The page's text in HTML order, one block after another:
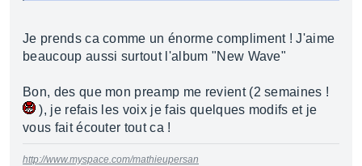
Je prends ca comme un énorme compliment ! J'aime
beaucoup aussi surtout l'album "New Wave"
Bon, des que mon preamp me revient (2 semaines !
), je refais les voix je fais quelques modifs et je
vous fait écouter tout ca !
http://www.myspace.com/mathieupersan